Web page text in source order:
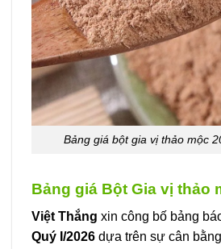
Bảng giá bột gia vị thảo mộc
Bảng giá Bột Gia vị thảo
Việt Thắng xin công bố bảng
Quý I/2026 dựa trên sự cân